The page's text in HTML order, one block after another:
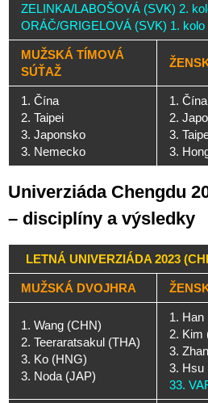
ZELINKA/LABOŠOVÁ (SVK) 2.
ORÁČ/GRIGELOVÁ (SVK) 1. kolo
MUŽSKÁ TÍMOVÁ
SÚŤAŽ
1. Čína
2. Taipei
3. Japonsko
3. Nemecko
1. Čína
2.
3.
3.
Univerziáda Chengdu
– disciplíny a výsledky
LETNÁ UNIVERZIÁDA 2023
MUŽSKÁ DVOJHRA
1. Wang (CHN)
2. Teeraratsakul (THA)
3. Ko (HNG)
3. Noda (JAP)
1. Han
2. Kim
3.
3. Hsu
33.